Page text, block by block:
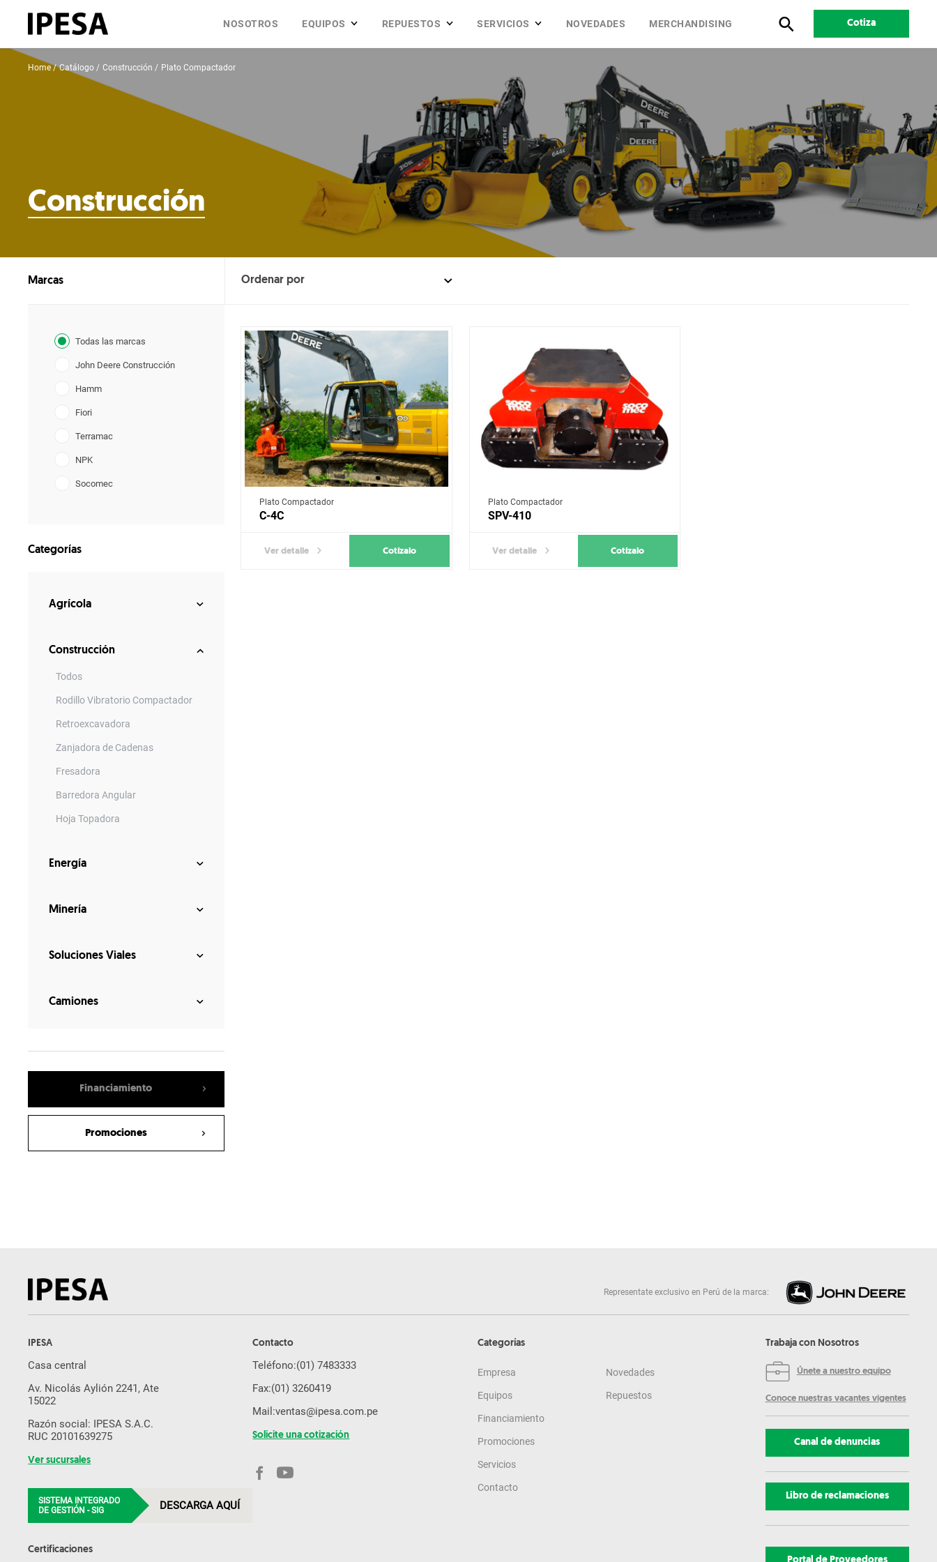
NOSOTROS EQUIPOS REPUESTOS SERVICIOS NOVEDADES MERCHANDISING Cotiza
Home Catálogo Construcción Plato Compactador
Construcción
Marcas
Todas las marcas
John Deere Construcción
Hamm
Fiori
Terramac
NPK
Socomec
Categorías
Agrícola
Construcción
Todos
Rodillo Vibratorio Compactador
Retroexcavadora
Zanjadora de Cadenas
Fresadora
Barredora Angular
Hoja Topadora
Barredora Encajonada
Horquillas Porta Pallets
Cucharón Mezclador
Excavadora
Minicargador
Ahoyador
Plato Compactador
Energía
Minería
Soluciones Viales
Camiones
Financiamiento
Promociones
Plato Compactador
C-4C
Ver detalle Cotízalo
Plato Compactador
SPV-410
Ver detalle Cotízalo
Representate exclusivo en Perú de la marca:
IPESA
Casa central
Av. Nicolás Aylión 2241, Ate
15022
Razón social: IPESA S.A.C.
RUC 20101639275
Ver sucursales
SISTEMA INTEGRADO
DE GESTIÓN - SIG
DESCARGA AQUÍ
Certificaciones
Contacto
Teléfono:(01) 7483333
Fax:(01) 3260419
Mail:ventas@ipesa.com.pe
Solicite una cotización
Categorías
Empresa
Equipos
Financiamiento
Promociones
Servicios
Contacto
Novedades
Repuestos
Trabaja con Nosotros
Únete a nuestro equipo
Conoce nuestras vacantes vigentes
Canal de denuncias
Libro de reclamaciones